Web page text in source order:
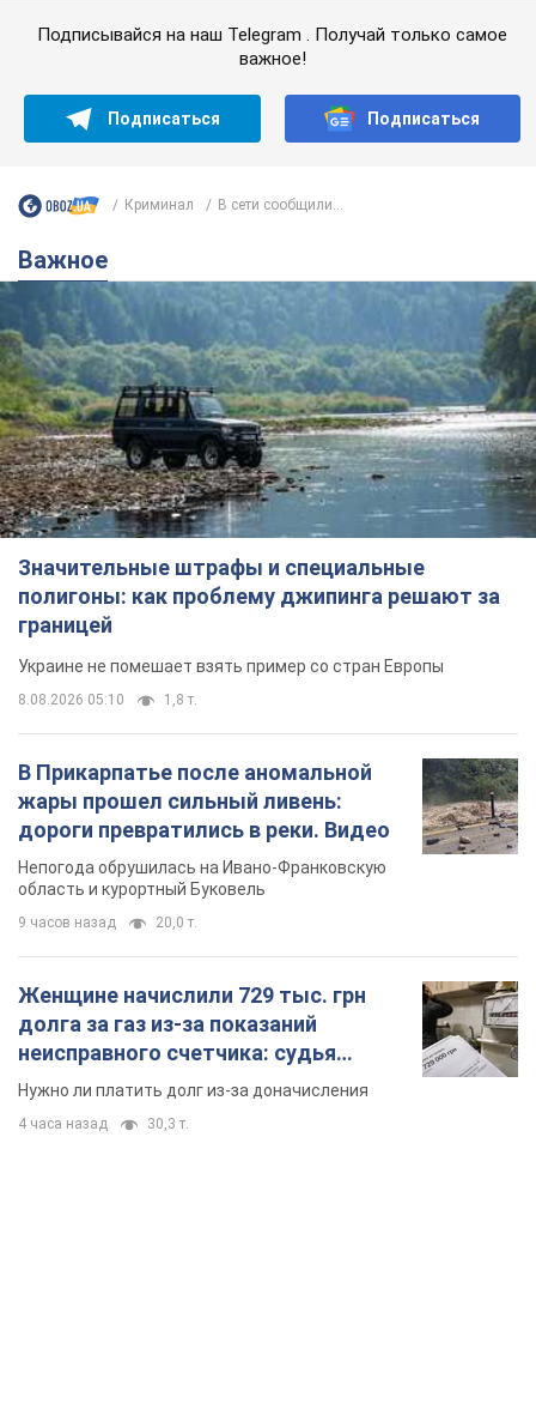
Важное
Значительные штрафы и специальные
полигоны: как проблему джипинга решают за
границей
Украине не помешает взять пример со стран Европы
8.08.2026 05:10 1,8 т.
В Прикарпатье после аномальной
жары прошел сильный ливень:
дороги превратились в реки. Видео
Непогода обрушилась на Ивано-Франковскую
Женщине начислили 729 тыс. грн
долга за газ из-за показаний
неисправного счетчика: судья
вынес неожиданное решение
4 часа назад 30,3 т.